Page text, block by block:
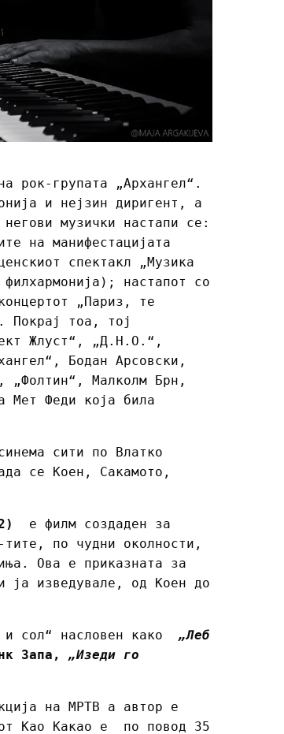
рок-групата „Архангел“.
и нејзин диригент, а
музички настапи се:
на манифестацијата
спектакл „Музика
настапот со
„Париз, те
Покрај тоа, тој
Жлуст“, „Д.Н.О.“,
Бодан Арсовски,
„Фолтин“, Малколм Брн,
Мет Феди која била
сити по Влатко
се Коен, Сакамото,
е филм создаден за
по чудни околности,
Ова е приказната за
ја изведувале, од Коен до
сол“ насловен како „Леб
Запа, „Изеди го
на МРТВ а автор е
Као Какао е по повод 35